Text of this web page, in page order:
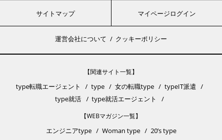
サイトマップ マイページログイン
運営会社について クッキーポリシー
【関連サイト一覧】
type転職エージェント type 女の転職type
typeIT派遣
type就活
type就活エージェント
【WEBマガジン一覧】
エンジニアtype Woman type 20’s type